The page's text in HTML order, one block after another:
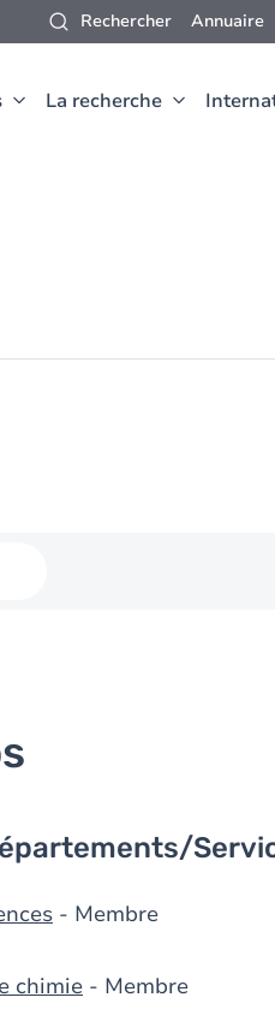
Rechercher Annuaire
La recherche
- Membre
chimie - Membre